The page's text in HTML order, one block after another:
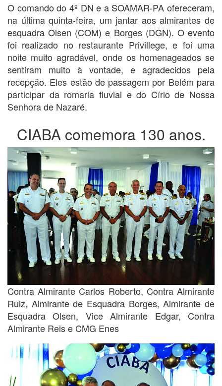
O comando do 4º DN e a SOAMAR-PA ofereceram,
na última quinta-feira, um jantar aos almirantes de
esquadra Olsen (COM) e Borges (DGN). O evento
foi realizado no restaurante Privillege, e foi uma
noite muito agradável, onde os homenageados se
sentiram muito à vontade, e agradecidos pela
recepção. Eles estão de passagem por Belém para
participar da romaria fluvial e do Círio de Nossa
Senhora de Nazaré.
CIABA comemora 130 anos.
Contra Almirante Carlos Roberto, Contra Almirante
Ruiz, Almirante de Esquadra Borges, Almirante de
Esquadra Olsen, Vice Almirante Edgar, Contra
Almirante Reis e CMG Enes